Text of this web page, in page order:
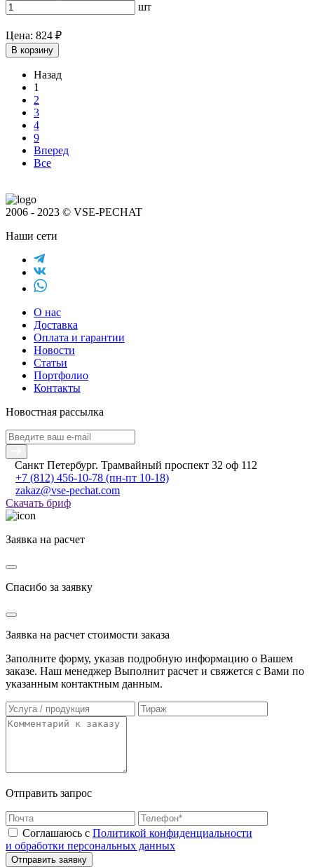
шт
Цена: 824 ₽
В корзину
Назад
1
2
3
4
9
Вперед
Все
2006 - 2023 © VSE-PECHAT
Наши сети
О нас
Доставка
Оплата и гарантии
Новости
Статьи
Портфолио
Контакты
Новостная рассылка
Санкт Петербург. Трамвайный проспект 32 оф 112
+7 (812) 456-10-78 (пн-пт 10-18)
zakaz@vse-pechat.com
Скачать бриф
Заявка на расчет
Спасибо за заявку
Заявка на расчет стоимости заказа
Заполните форму, указав подробную информацию о Вашем
заказе. Наш менеджер Выполнит расчет и свяжется с Вами по
указанным контактным данным.
Отправить запрос
Соглашаюсь с Политикой конфиденциальности
и обработки персональных данных
Отправить заявку